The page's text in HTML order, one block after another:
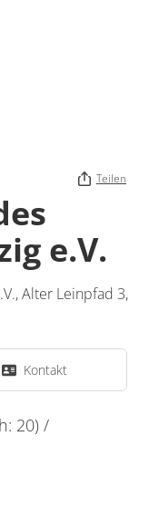
Teilen
e.V.
Alter Leinpfad 3,
Kontakt
20) /